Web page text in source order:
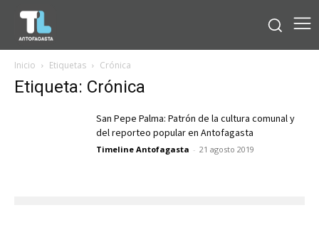
Inicio Etiquetas Crónica
Etiqueta: Crónica
San Pepe Palma: Patrón de la cultura comunal y
del reporteo popular en Antofagasta
Timeline Antofagasta - 21 agosto 2019